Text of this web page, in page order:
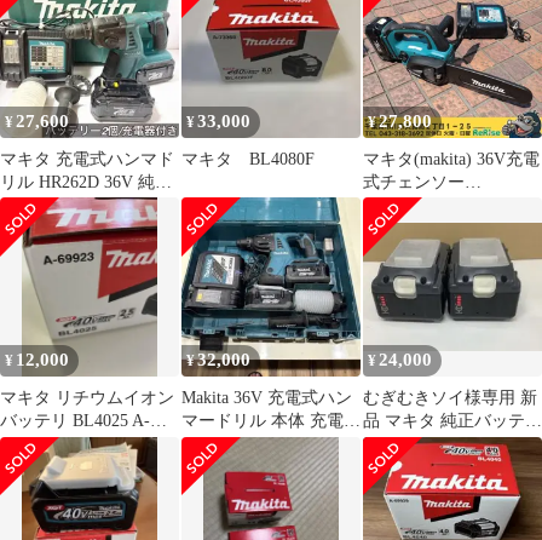
40Vmax バッテリチェ
ッカ用互換アダプタ
BTC05 A-70954
¥27,600
マキタ 充電式ハンマド
リル HR262D 36V 純正
バッテリー2個 充電器
¥33,000
マキタ BL4080F
¥27,800
マキタ(makita) 36V充電
式チェンソー
MUC250D 【中古】
【市川行徳店】
¥ 12,000
マキタ リチウムイオン
バッテリ BL4025 A-
69923
¥32,000
Makita 36V 充電式ハン
マードリル 本体 充電器
バッテリーセット
¥24,000
むぎむきソイ様専用 新
品 マキタ 純正バッテリ
ーBL3622A 2個セット